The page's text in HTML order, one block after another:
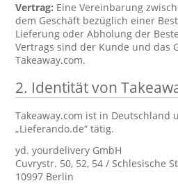
Vertrag: Eine Vereinbarung
dem Geschäft bezüglich einer
Lieferung oder Abholung der
Vertrags sind der Kunde und das
Takeaway.com.
2. Identität von
Takeaway.com ist in Deutschland
„Lieferando.de“ tätig.
yd. yourdelivery GmbH
Cuvrystr. 50, 52, 54 / Schlesische
10997 Berlin